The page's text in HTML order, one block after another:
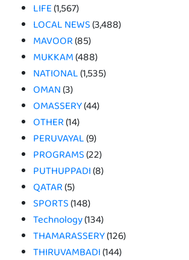
LIFE (1,567)
LOCAL NEWS (3,488)
MAVOOR(85)
MUKKAM (488)
NATIONAL (1,535)
OMAN (3)
OMASSERY(44)
OTHER(14)
PERUVAYAL (9)
PROGRAMS (22)
PUTHUPPADI (8)
QATAR(5)
SPORTS (148)
Technology(134)
THAMARASSERY(126)
THIRUVAMBADI (144)